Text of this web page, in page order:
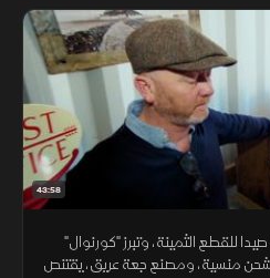
43:58
للقطع الثمينة، وتبرز "كورنوال"
منسية، ومصنع جعة عريق، يقتنص